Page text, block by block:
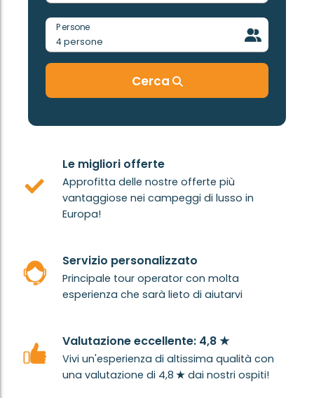
Persone
4persone
Cerca
Le migliori offerte
Approfitta delle nostre offerte più
vantaggiose nei campeggi di lusso in
Europa!
Servizio personalizzato
Principale tour operator con molta
esperienza che sarà lieto di aiutarvi
Valutazione eccellente: 4,8 ★
Vivi un'esperienza di altissima qualità con
una valutazione di 4,8 ★dai nostri ospiti!